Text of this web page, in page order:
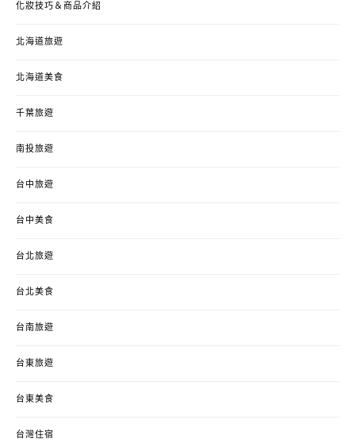
化妝技巧＆商品介紹
北海道旅遊
北海道美食
千葉旅遊
南投旅遊
台中旅遊
台中美食
台北旅遊
台北美食
台南旅遊
台東旅遊
台東美食
台灣住宿